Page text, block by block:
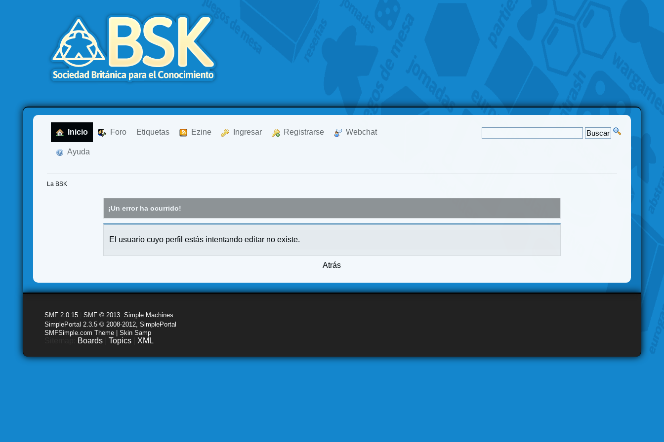
Inicio Foro Etiquetas Ezine Ingresar Registrarse Webchat
Ayuda
La BSK
¡Un error ha ocurrido!
El usuario cuyo perfil estás intentando editar no existe.
Atrás
SMF 2.0.15 |SMF © 2013 ,Simple Machines
SimplePortal 2.3.5 © 2008-2012, SimplePortal
SMFSimple.com Theme | Skin Samp
Boards |Topics XML